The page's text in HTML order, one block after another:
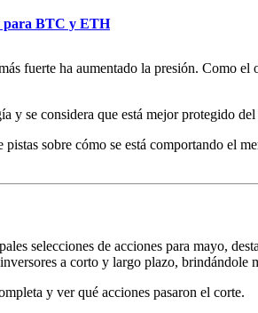
para BTC y ETH
fuerte ha aumentado la presión. Como
se considera que está mejor protegido
sobre cómo se está comportando el
selecciones de acciones para mayo,
a corto y largo plazo, brindándole
y ver qué acciones pasaron el corte.